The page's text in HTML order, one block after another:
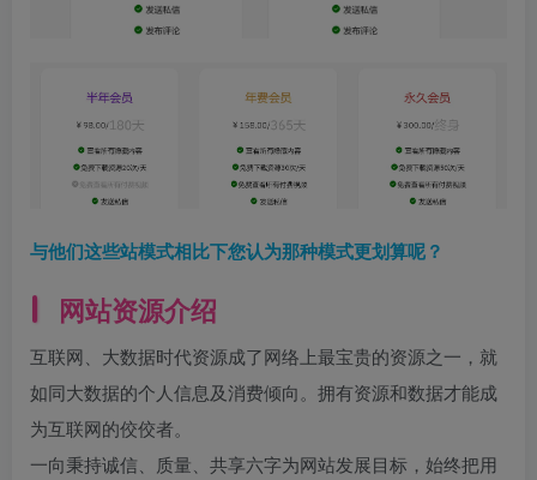
与他们这些站模式相比下您认为那种模式更划算呢？
网站资源介绍
互联网、大数据时代资源成了网络上最宝贵的资源之一，就
如同大数据的个人信息及消费倾向。拥有资源和数据才能成
为互联网的佼佼者。
一向秉持诚信、质量、共享六字为网站发展目标，始终把用